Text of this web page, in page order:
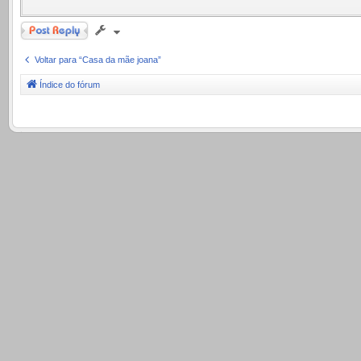
Responder
Voltar para “Casa da mãe joana”
Índice do fórum
.